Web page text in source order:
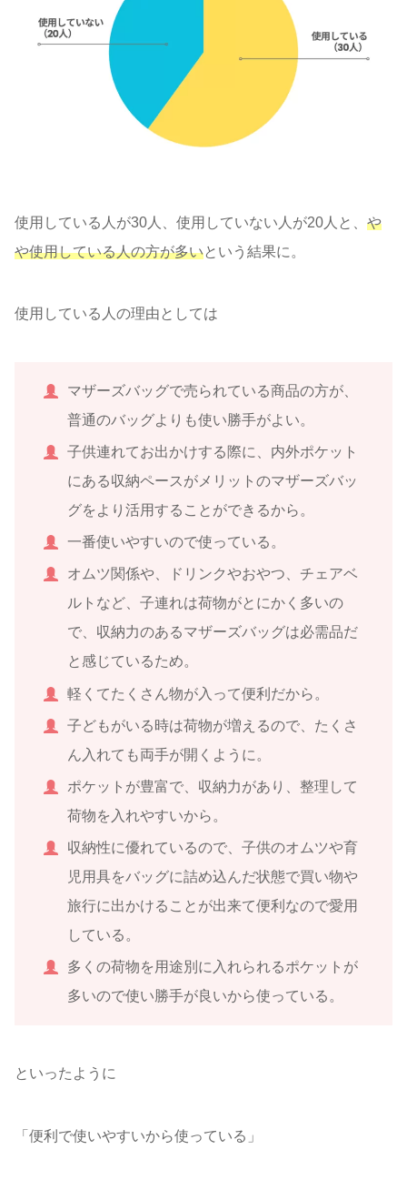
使用している人が30人、使用していない人が20人と、 や
や使用している人の方が多いという結果に。
使用している人の理由としては
マザーズバッグで売られている商品の方が、
普通のバッグよりも使い勝手がよい。
子供連れてお出かけする際に、内外ポケット
にある収納ペースがメリットのマザーズバッ
グをより活用することができるから。
一番使いやすいので使っている。
オムツ関係や、ドリンクやおやつ、チェアベ
ルトなど、子連れは荷物がとにかく多いの
で、収納力のあるマザーズバッグは必需品だ
と感じているため。
軽くてたくさん物が入って便利だから。
子どもがいる時は荷物が増えるので、たくさ
ん入れても両手が開くように。
ポケットが豊富で、収納力があり、整理して
荷物を入れやすいから。
収納性に優れているので、子供のオムツや育
児用具をバッグに詰め込んだ状態で買い物や
旅行に出かけることが出来て便利なので愛用
している。
多くの荷物を用途別に入れられるポケットが
多いので使い勝手が良いから使っている。
といったように
「便利で使いやすいから使っている」